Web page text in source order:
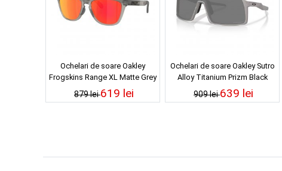
Ochelari de soare Oakley
Frogskins Range XL Matte Grey
Smoke Grey Ink Prizm Ruby
879 lei619 lei
Ochelari de soare Oakley Sutro
Alloy Titanium Prizm Black
909 lei639 lei